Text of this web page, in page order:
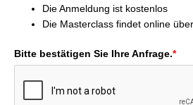
Die Anmeldung ist kostenlos
Die Masterclass findet online
Bitte bestätigen Sie Ihre Anfrage.*